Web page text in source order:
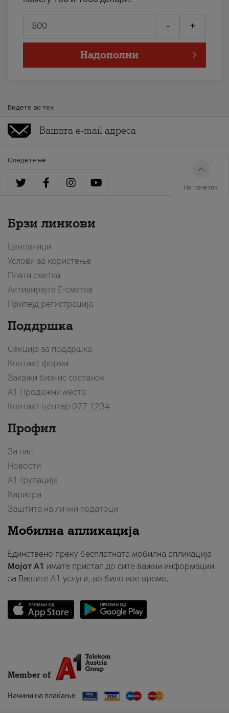
- +
Надополни
Бидете во тек
Следете нè
На почеток
Брзи линкови
Ценовници
Услови за користење
Плати сметка
Активирајте Е-сметка
Припејд регистрација
Поддршка
Секција за поддршка
Контакт форма
Закажи бизнис состанок
A1 Продажни места
Контакт центар 077 1234
Профил
За нас
Новости
А1 Групација
Кариера
Заштита на лични податоци
Мобилна апликација
Единствено преку бесплатната мобилна апликација
Мојот A1 имате пристап до сите важни информации
за Вашите A1 услуги, во било кое време.
Member of
Начини на плаќање